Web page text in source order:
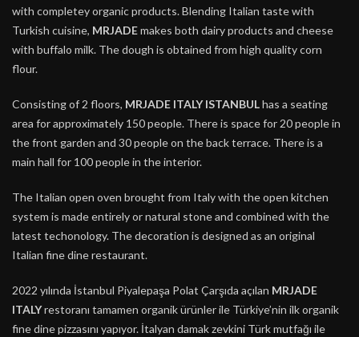
with completey organic products. Blending Italian taste with
Turkish cuisine, MRJADEmakes both dairy products and cheese
with buffalo milk. The dough is obtained from high quality corn
flour.
Consisting of 2 floors, MRJADE ITALY ISTANBULhas a seating
area for approximately 150 people. There is space for 20 people in
the front garden and 30 people on the back terrace. There is a
main hall for 100 people in the interior.
The Italian open oven brought from Italy with the open kitchen
system is made entirely or natural stone and combined with the
latest techonology. The decoration is designed as an original
Italian fine dine restaurant.
2022 yılında İstanbul Piyalepaşa Polat Çarşıda açılan MRJADE
ITALYrestoranı tamamen organik ürünler ile Türkiye’nin ilk organik
fine dine pizzasını yapıyor. İtalyan damak zevkini Türk mutfağı ile